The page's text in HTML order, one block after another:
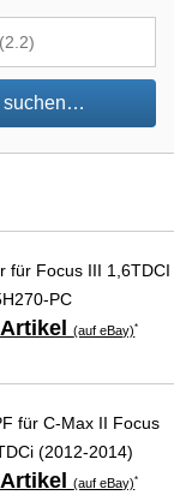
suchen…
für Focus III 1,6TDCI
PC
Artikel(auf eBay)*
für C-Max II Focus
(2012-2014)
Artikel(auf eBay)*